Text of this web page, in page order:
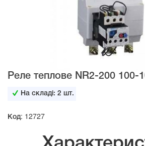
Реле теплове NR2-200 100-
На складі:2 шт.
Код: 12727